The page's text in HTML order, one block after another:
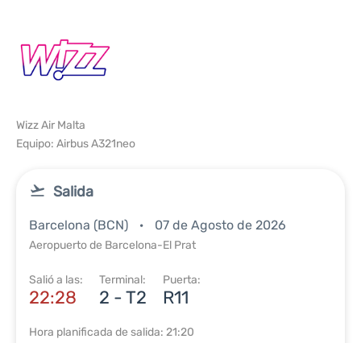
Wizz Air Malta
Equipo: Airbus A321neo
Salida
Barcelona (BCN) 07 de Agosto de 2026
Aeropuerto de Barcelona-El Prat
Salió a las:
22:28
Terminal:
2 - T2
Puerta:
R11
Hora planificada de salida: 21:20